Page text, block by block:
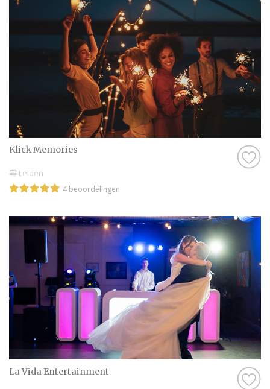
Klick Memories
Leiden
4 beoordelingen
La Vida Entertainment